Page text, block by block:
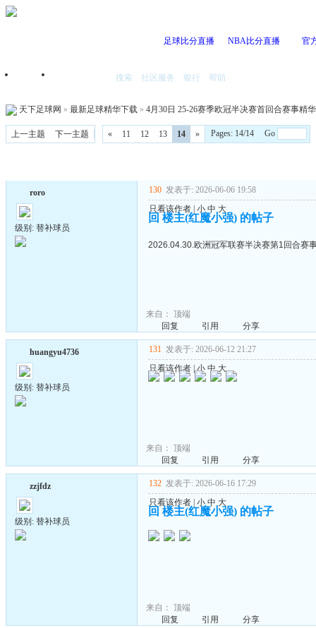
足球比分直播 NBA比分直播 官
首页 搜索 社区服务 银行 帮助
天下足球网 » 最新足球精华下载 » 4月30日 25-26赛季欧冠半决赛首回合赛事精
上一主题 下一主题 « 11 12 13 14 » Pages: 14/14 Go
roro
级别: 替补球员
130 发表于: 2026-06-06 19:58
只看该作者 小 中 大
回 楼主(红魔小强) 的帖子
2026.04.30.欧洲冠军联赛半决赛第1回合赛
来自： 顶端
回复
引用 分享
huangyu4736
级别: 替补球员
131 发表于: 2026-06-12 21:27
只看该作者 |小 中 大
来自： 顶端
回复
引用 分享
zzjfdz
级别: 替补球员
132 发表于: 2026-06-16 17:29
只看该作者 小 中 大
回 楼主(红魔小强) 的帖子
来自： 顶端
回复
引用 分享